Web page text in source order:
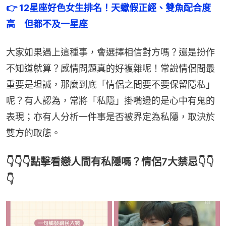
👉 12星座好色女生排名！天蠍假正經、雙魚配合度
高　但都不及一星座
大家如果遇上這種事，會選擇相信對方嗎？還是扮作
不知道就算？感情問題真的好複雜呢！常說情侶間最
重要是坦誠，那麼到底「情侶之間要不要保留隱私」
呢？有人認為，常將「私隱」掛嘴邊的是心中有鬼的
表現；亦有人分析一件事是否被界定為私隱，取決於
雙方的取態。
👇👇👇點擊看戀人間有私隱嗎？情侶7大禁忌👇👇
👇